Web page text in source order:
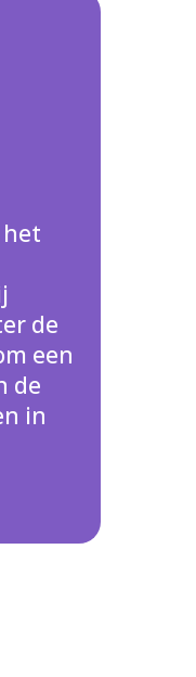
de
een
de
in